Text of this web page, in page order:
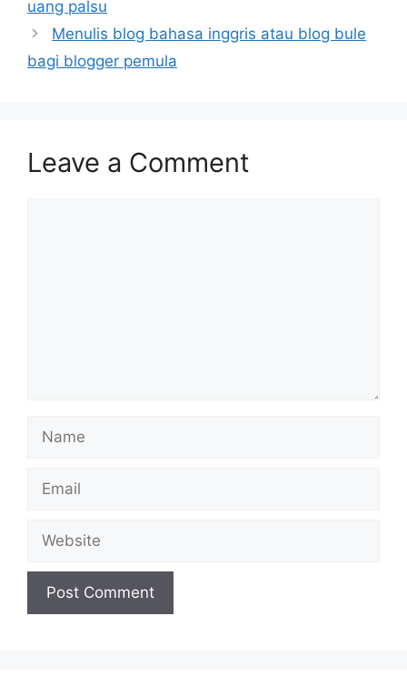
uang palsu
Menulis blog bahasa inggris atau blog bule
bagi blogger pemula
Leave a Comment
Name
Email
Website